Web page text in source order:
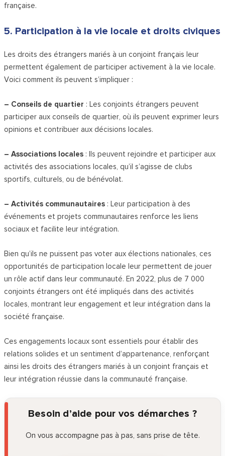
française.
5. Participation à la vie locale et droits civiques
Les droits des étrangers mariés à un conjoint français leur
permettent également de participer activement à la vie locale.
Voici comment ils peuvent s’impliquer :
– Conseils de quartier : Les conjoints étrangers peuvent
participer aux conseils de quartier, où ils peuvent exprimer leurs
opinions et contribuer aux décisions locales.
– Associations locales : Ils peuvent rejoindre et participer aux
activités des associations locales, qu’il s’agisse de clubs
sportifs, culturels, ou de bénévolat.
– Activités communautaires : Leur participation à des
événements et projets communautaires renforce les liens
sociaux et facilite leur intégration.
Bien qu’ils ne puissent pas voter aux élections nationales, ces
opportunités de participation locale leur permettent de jouer
un rôle actif dans leur communauté. En 2022, plus de 7 000
conjoints étrangers ont été impliqués dans des activités
locales, montrant leur engagement et leur intégration dans la
société française.
Ces engagements locaux sont essentiels pour établir des
relations solides et un sentiment d’appartenance, renforçant
ainsi les droits des étrangers mariés à un conjoint français et
leur intégration réussie dans la communauté française.
Besoin d’aide pour vos démarches ?
On vous accompagne pas à pas, sans prise de tête.